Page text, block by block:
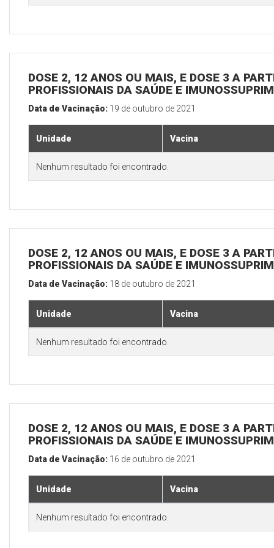
DOSE 2, 12 ANOS OU MAIS, E DOSE 3 A
PROFISSIONAIS DA SAÚDE E
Data de Vacinação: 19 de outubro de 2021
Unidade Vacina
Nenhum resultado foi encontrado.
DOSE 2, 12 ANOS OU MAIS, E DOSE 3 A
PROFISSIONAIS DA SAÚDE E
Data de Vacinação: 18 de outubro de 2021
Unidade Vacina
Nenhum resultado foi encontrado.
DOSE 2, 12 ANOS OU MAIS, E DOSE 3 A
PROFISSIONAIS DA SAÚDE E
Data de Vacinação: 16 de outubro de 2021
Unidade Vacina
Nenhum resultado foi encontrado.